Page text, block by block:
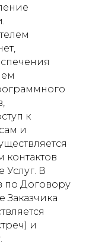
к
и
Услуг. В
по Договору
Заказчика
и